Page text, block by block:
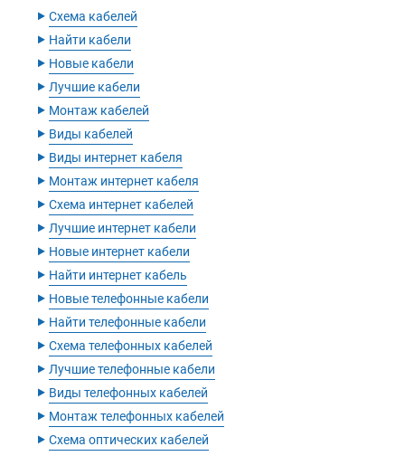
‣ Схема кабелей
‣ Найти кабели
‣ Новые кабели
‣ Лучшие кабели
‣ Монтаж кабелей
‣ Виды кабелей
‣ Виды интернет кабеля
‣ Монтаж интернет кабеля
‣ Схема интернет кабелей
‣ Лучшие интернет кабели
‣ Новые интернет кабели
‣ Найти интернет кабель
‣ Новые телефонные кабели
‣ Найти телефонные кабели
‣ Схема телефонных кабелей
‣ Лучшие телефонные кабели
‣ Виды телефонных кабелей
‣ Монтаж телефонных кабелей
‣ Схема оптических кабелей